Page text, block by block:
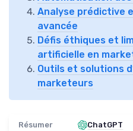
Analyse prédictive
avancée
Défis éthiques et
artificielle en
Outils et solutions
marketeurs
Résumer ChatGPT